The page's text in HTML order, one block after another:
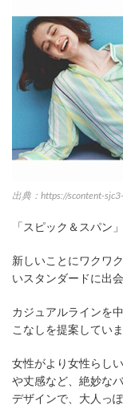
出典：https://scontent-
「スピック＆スパン
新しいことにワクワ
いスタンダードに出
カジュアルラインを
こなしを提案していま
女性がより女性らし
や丈感など、絶妙な
デザインで、大人っ